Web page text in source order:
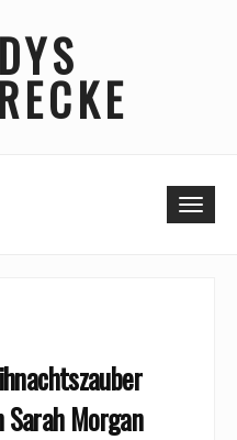
Morgan